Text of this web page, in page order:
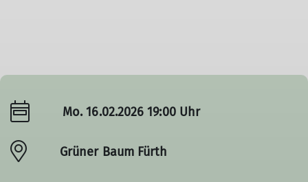
Mo. 16.02.2026 19:00 Uhr
Grüner Baum Fürth